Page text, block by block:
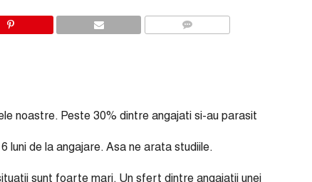
noastre. Peste 30% dintre angajati si-au parasit
luni de la angajare. Asa ne arata studiile.
sunt foarte mari. Un sfert dintre angajatii unei